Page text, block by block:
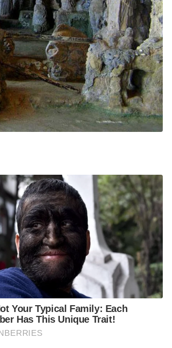
รรมการท่องเที่ยวกว่า 97 เปอร์เซ็นต์ จึง
าชีวะ ด้วยหลักสูตรการเรียนการสอนที่ทัน
งงาน โดยจะต้องมีแผนการยกระดับที่
ากรที่มีความเชี่ยวชาญในสาขาต่าง ๆ เพื่อ
มเป็นเลิศ
รเรียนรู้ให้มากขึ้น เพื่อพัฒนาให้จังหวัดภูเก็ต
รับเปลี่ยนทั้งในเรื่องของแนวคิด และการ
จะต้องยุบบางสาขา และคัดเลือกสาขาวิชา
ห้มีศักยภาพในการสื่อสารภาษาอังกฤษได้ ซึ่ง
าคเอกชน ในการเข้ามามีส่วนร่วมและสร้าง
ปธรรมและมีความยั่งยืน
ยาลัยเทคนิคถลาง วิทยาลัยเทคนิคภูเก็ต
คโนโลยีภูเก็ต อาทิ แผนกวิชาการจัดการ
จิสติกส์และซัพพลายเชน, หลักสูตรวิชาชีพ